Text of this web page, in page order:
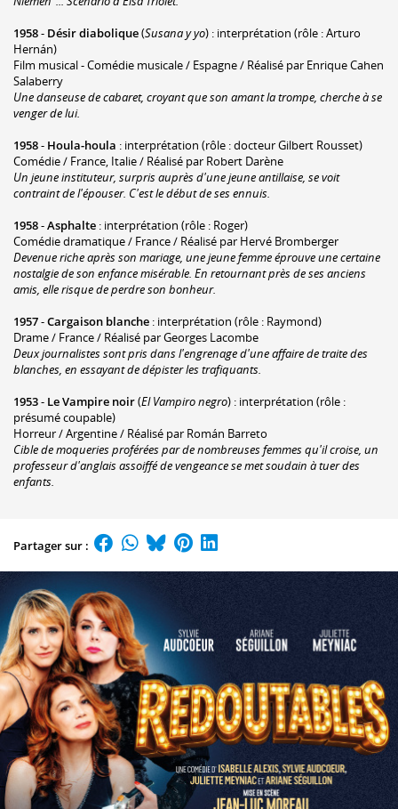
1958- Désir diabolique(Susana y yo) : interprétation (rôle : Arturo
Hernán)
Film musical - Comédie musicale / Espagne / Réalisé par Enrique Cahen
Salaberry
Une danseuse de cabaret, croyant que son amant la trompe, cherche à se
venger de lui.
1958- Houla-houla : interprétation (rôle : docteur Gilbert Rousset)
Comédie / France, Italie / Réalisé par Robert Darène
Un jeune instituteur, surpris auprès d'une jeune antillaise, se voit
contraint de l'épouser. C'est le début de ses ennuis.
1958-Asphalte : interprétation (rôle : Roger)
Comédie dramatique / France / Réalisé par Hervé Bromberger
Devenue riche après son mariage, une jeune femme éprouve une certaine
nostalgie de son enfance misérable. En retournant près de ses anciens
amis, elle risque de perdre son bonheur.
1957-Cargaison blanche : interprétation (rôle : Raymond)
Drame / France / Réalisé par Georges Lacombe
Deux journalistes sont pris dans l'engrenage d'une affaire de traite des
blanches, en essayant de dépister les trafiquants.
1953- Le Vampire noir(El Vampiro negro) : interprétation (rôle :
présumé coupable)
Horreur / Argentine / Réalisé par Román Barreto
Cible de moqueries proférées par de nombreuses femmes qu'il croise, un
professeur d'anglais assoiffé de vengeance se met soudain à tuer des
enfants.
Partager sur :